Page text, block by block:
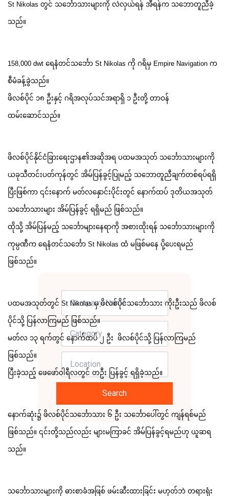
Search
St Nikolas တွင် သင်္ဘောသားများကို လဲလှယ်ရန် အီရန်က သဘောတူညီခဲ့
သည်။
158,000 dwt ရေနံတင်သင်္ဘော St Nikolas ကို ဂရိမှ Empire Navigation က
စီမံခန့်ခွဲသည်။
ဖိလစ်ပိုင် ၁၈ ဦးနှင့် ဂရိအလုပ်သင်အရာရှိ ၁ ဦးတို့ တာဝန်
ထမ်းဆောင်သည်။
ဖိလစ်ပိုင်နိုင်ငံခြားရေးဌာန၏အဆိုအရ ပထမအသုတ် သင်္ဘောသားများကို
ယခုသီတင်းပတ်ကုန်တွင် အိမ်ပြန်ခွင့်ပြုမည့် သဘောတူညီချက်တစ်ရပ်ရရှိ
ပြီးဖြစ်ကာ ၎င်းနောက် မတ်လနှောင်းပိုင်းတွင် နောက်ထပ် ဒုတိယအသုတ်
သင်္ဘောသားများ အိမ်ပြန်ခွင့် ရရှိမည် ဖြစ်သည်။
ထိုသို့ အိမ်ပြန်မည့် သင်္ဘောများနေရာကို အစားထိုးရန် သင်္ဘောသားများကို
ကုမ္ပဏီက ရေနံတင်သင်္ဘော St Nikolas ထံ မဖြစ်မနေ ပို့ပေးရမည်
ဖြစ်သည်။
ပထမအသုတ်တွင် St Nikolas မှ ဖိလစ်ပိုင်သင်္ဘောသား ကိုးဦးသည် ဖိလစ်
ပိုင်သို့ ပြန်လာကြမည် ဖြစ်သည်။
မတ်လ ၁၃ ရက်တွင် နောက်ထပ် ၂ ဦး ဖိလစ်ပိုင်သို့ ပြန်လာကြမည်
ဖြစ်သည်။
ပြီးခဲ့သည့် ဖေဖော်ဝါရီလတွင် တဦး ပြန်ခွင့် ရရှိခဲ့သည်။
နောက်ဆုံး၌ ဖိလစ်ပိုင်သင်္ဘောသား ၆ ဦး သင်္ဘောပေါ်တွင် ကျန်ရစ်မည်
ဖြစ်သည်။ ၎င်းတို့သည်လည်း များမကြာခင် အိမ်ပြန်ခွင့်ရမည်ဟု ယူဆရ
သည်။
သင်္ဘောသားများကို ဓားစာခံအဖြစ် ဖမ်းဆီးထားခြင်း မဟုတ်ဘဲ တရားရုံး